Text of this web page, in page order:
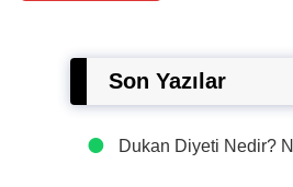
Son Yazılar
Dukan Diyeti Nedir?